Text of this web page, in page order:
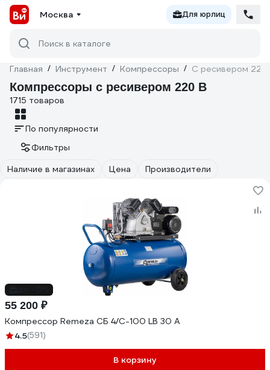
Москва Для юрлиц
Поиск в каталоге
Главная / Инструмент / Компрессоры / С ресивером 220
Компрессоры с ресивером 220 В
1715 товаров
По популярности
Фильтры
Наличие в магазинах
Цена Производители
55 200 ₽
Компрессор Remeza СБ 4/С-100 LB 30 A
4.5(591)
В корзину